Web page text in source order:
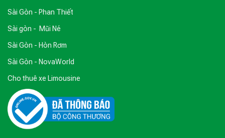
Sài Gòn - Phan Thiết
Sài gòn - Mũi Né
Sài Gòn - Hòn Rơm
Sài Gòn - NovaWorld
Cho thuê xe Limousine